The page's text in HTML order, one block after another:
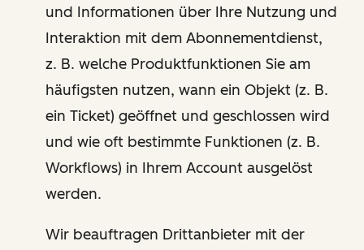
und Informationen über Ihre Nutzung und
Interaktion mit dem Abonnementdienst,
z. B. welche Produktfunktionen Sie am
häufigsten nutzen, wann ein Objekt (z. B.
ein Ticket) geöffnet und geschlossen wird
und wie oft bestimmte Funktionen (z. B.
Workflows) in Ihrem Account ausgelöst
werden.
Wir beauftragen Drittanbieter mit der